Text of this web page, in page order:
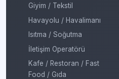
Giyim / Tekstil
Havayolu / Havalimanı
Isıtma / Soğutma
İletişim Operatörü
Kafe / Restoran / Fast
Food / Gıda